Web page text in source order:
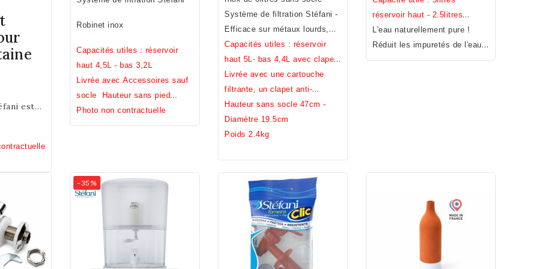
est
réservoir
niveau
les
est
et artisanale.
Robinet inox
Capacités utiles : réservoir
haut 4,5L - bas 3,2L
Livrée avec Accessoires sauf
socle
Hauteur sans pied
31cm / Diamètre 23cm / Poids
7,2kg
Photo non contractuelle
Système de filtration Stéfani -
Efficace sur métaux lourds,
pesticides, chlore, bacteries
... (voir analyses)
Capacités utiles : réservoir
haut 5L- bas 4,4L avec clapet,
5L sans.
Livrée avec une cartouche
filtrante, un clapet anti-
débordement, un robinet inox,
un joint noir antidérapant.
Hauteur sans socle 47cm -
Diamètre 19.5cm
Poids 2.4kg
kg (avec cartouche, robinet et
clapet).Hauteur entre la base
et le robinet: 12 cm
réservoir haut - 2.5litres
réservoir bas.
L'eau naturellement pure !
Réduit les impuretés de l'eau –
Filtre à eau Economique -
-35%